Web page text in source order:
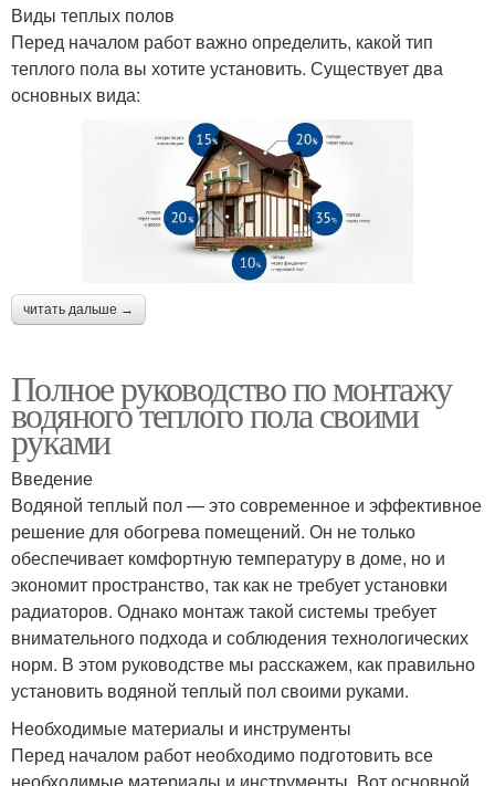
Виды теплых полов
Перед началом работ важно определить, какой тип
теплого пола вы хотите установить. Существует два
основных вида:
читать дальше →
Полное руководство по монтажу
водяного теплого пола своими
руками
Введение
Водяной теплый пол — это современное и эффективное
решение для обогрева помещений. Он не только
обеспечивает комфортную температуру в доме, но и
экономит пространство, так как не требует установки
радиаторов. Однако монтаж такой системы требует
внимательного подхода и соблюдения технологических
норм. В этом руководстве мы расскажем, как правильно
установить водяной теплый пол своими руками.
Необходимые материалы и инструменты
Перед началом работ необходимо подготовить все